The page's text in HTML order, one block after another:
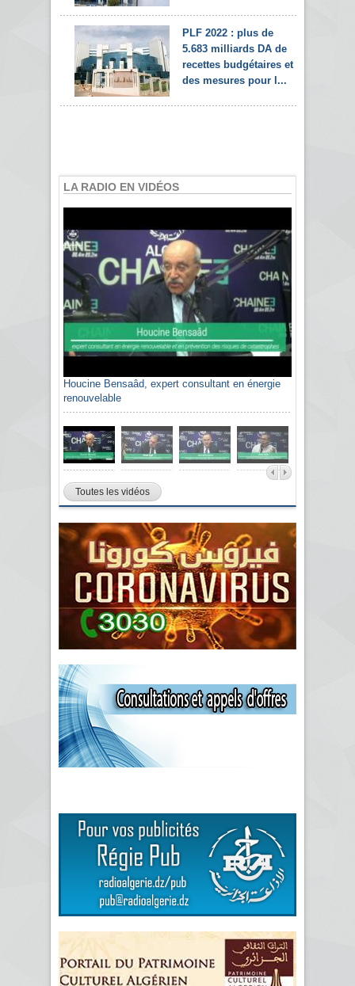
PLF 2022 : plus de
5.683 milliards DA de
recettes budgétaires et
des mesures pour l...
LA RADIO EN VIDÉOS
Houcine Bensaâd, expert consultant en énergie
renouvelable
Toutes les vidéos